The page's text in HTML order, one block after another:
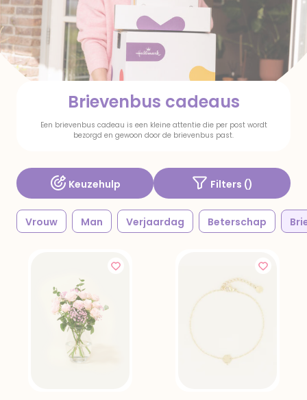
Brievenbus cadeaus
Een brievenbus cadeau is een kleine attentie die per post wordt
bezorgd en gewoon door de brievenbus past.
Keuzehulp Filters ()
Vrouw Man Verjaardag Beterschap